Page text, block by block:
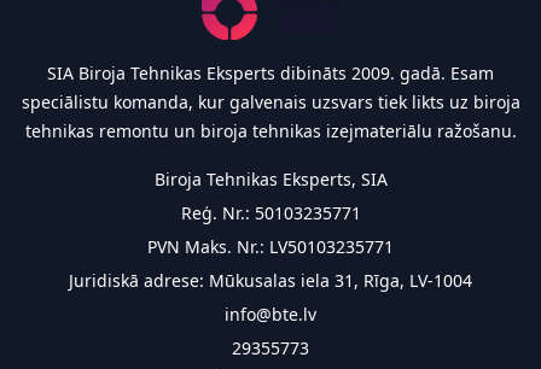
SIA Biroja Tehnikas Eksperts dibināts 2009. gadā. Esam
speciālistu komanda, kur galvenais uzsvars tiek likts uz biroja
tehnikas remontu un biroja tehnikas izejmateriālu ražošanu.
Biroja Tehnikas Eksperts, SIA
Reģ. Nr.: 50103235771
PVN Maks. Nr.: LV50103235771
Juridiskā adrese: Mūkusalas iela 31, Rīga, LV-1004
info@bte.lv
29355773